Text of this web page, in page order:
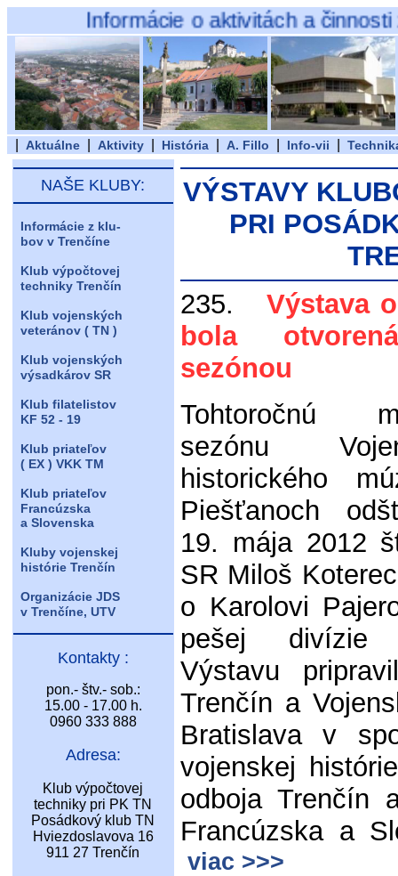
Informácie o aktivitách a činnosti
Aktuálne Aktivity História A. Fillo Info-vii
NAŠE KLUBY:
Informácie z klu-
bov v Trenčíne
Klub výpočtovej
techniky Trenčín
Klub vojenských
veteránov ( TN )
Klub vojenských
výsadkárov SR
Klub filatelistov
KF 52 - 19
Klub priateľov
( EX ) VKK TM
Klub priateľov
Francúzska
a Slovenska
Kluby vojenskej
histórie Trenčín
Organizácie JDS
v Trenčíne, UTV
Kontakty :
pon.- štv.- sob.:
15.00 - 17.00 h.
0960 333 888
Adresa:
Klub výpočtovej
techniky pri PK TN
Posádkový klub TN
Hviezdoslavova 16
911 27 Trenčín
VÝSTAVY
PRI
235.
Výstava
bola
sezónou
Tohtoročnú
sezónu
historického
Piešťanoch
19. mája 2012
SR Miloš
o Karolovi
pešej divízie
Výstavu
Trenčín a
Bratislava v
vojenskej
odboja Trenčín
Francúzska a
viac >>>